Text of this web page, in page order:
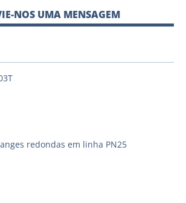
NOS UMA MENSAGEM
redondas em linha PN25